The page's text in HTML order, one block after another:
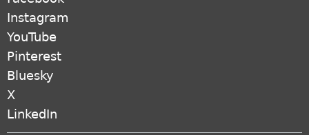
Instagram
YouTube
Pinterest
Bluesky
X
LinkedIn